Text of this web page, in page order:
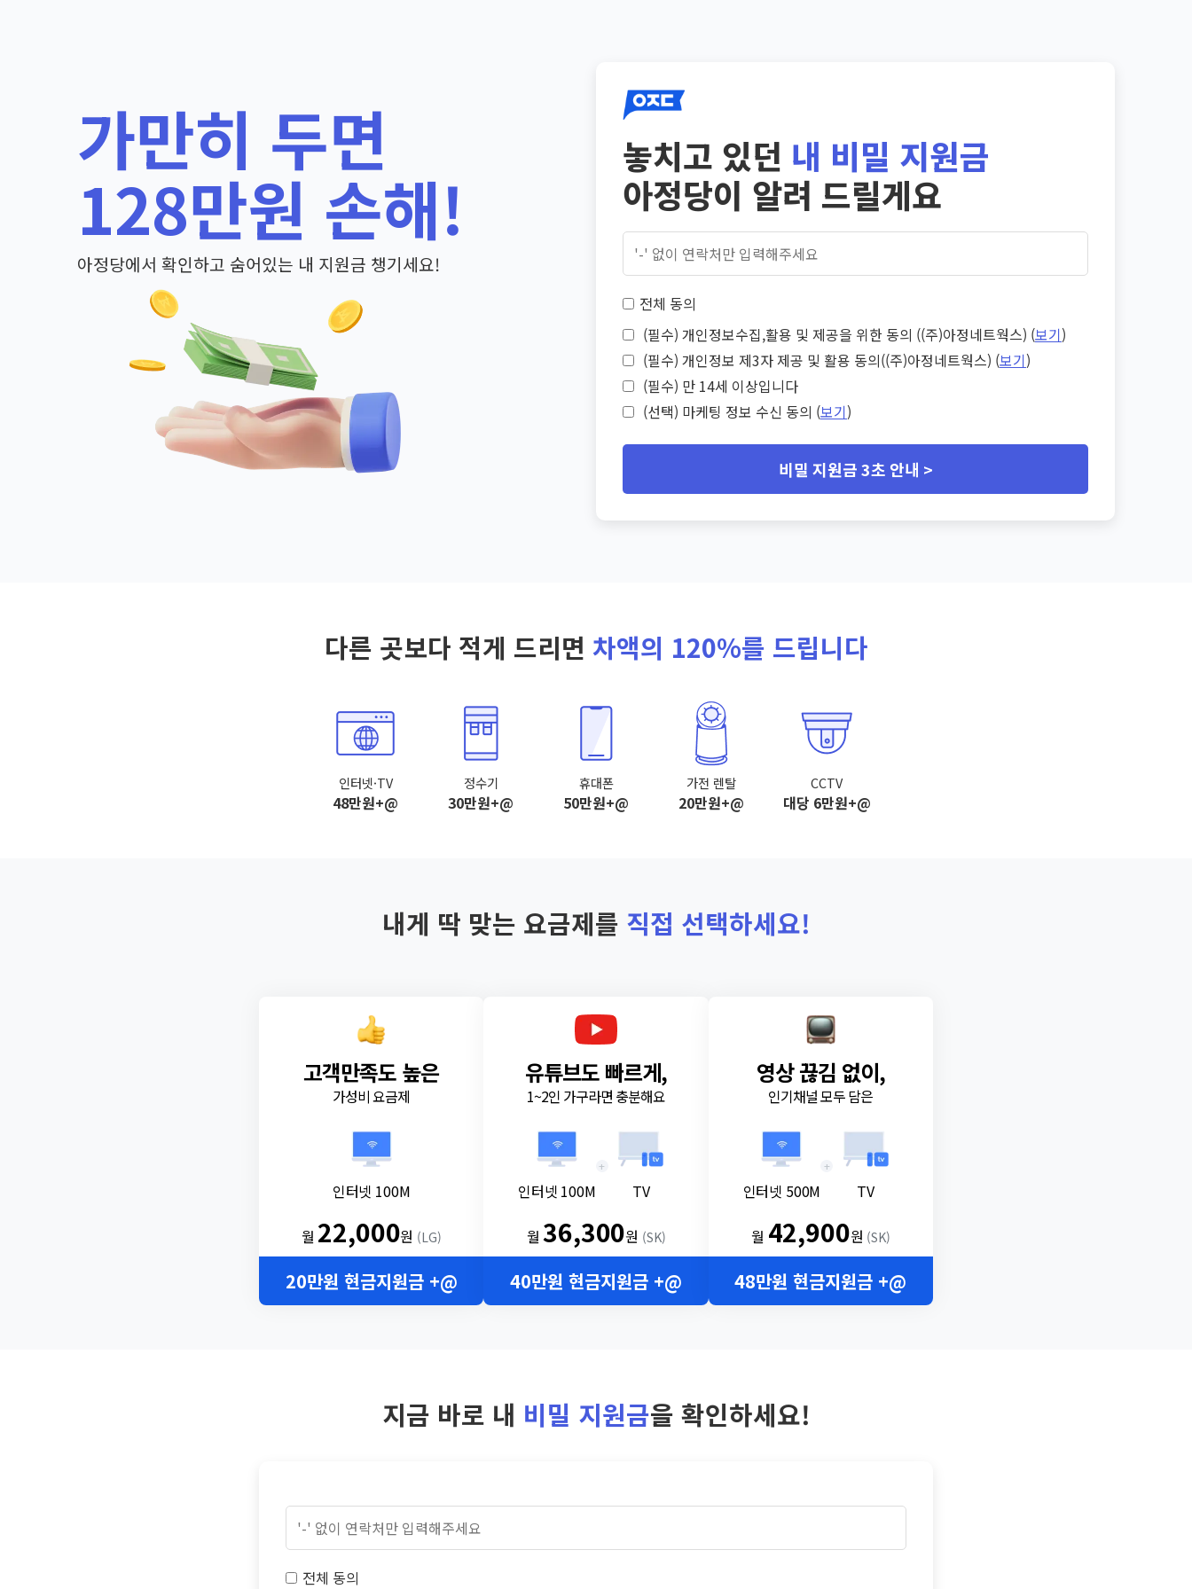
가만히 두면
128만원 손해!
아정당에서 확인하고 숨어있는 내 지원금 챙기세요!
놓치고 있던 내 비밀 지원금
아정당이 알려 드릴게요
전체 동의
(필수) 개인정보수집,활용 및 제공을 위한 동의 ((주)아정네트웍스) (보기)
(필수) 개인정보 제3자 제공 및 활용 동의((주)아정네트웍스) (보기)
(필수) 만 14세 이상입니다
(선택) 마케팅 정보 수신 동의 (보기)
비밀 지원금 3초 안내 >
다른 곳보다 적게 드리면 차액의 120%를 드립니다
인터넷·TV
48만원+@
정수기
30만원+@
휴대폰
50만원+@
가전 렌탈
20만원+@
CCTV
대당 6만원+@
내게 딱 맞는 요금제를 직접 선택하세요!
고객만족도 높은
가성비 요금제
인터넷 100M
월 22,000원 (LG)
20만원 현금지원금 +@
유튜브도 빠르게,
1~2인 가구라면 충분해요
인터넷 100M
+
TV
월36,300원 (SK)
40만원 현금지원금 +@
영상 끊김 없이,
인기채널 모두 담은
인터넷 500M
+
TV
월 42,900원 (SK)
48만원 현금지원금 +@
지금 바로 내 비밀 지원금을 확인하세요!
전체 동의